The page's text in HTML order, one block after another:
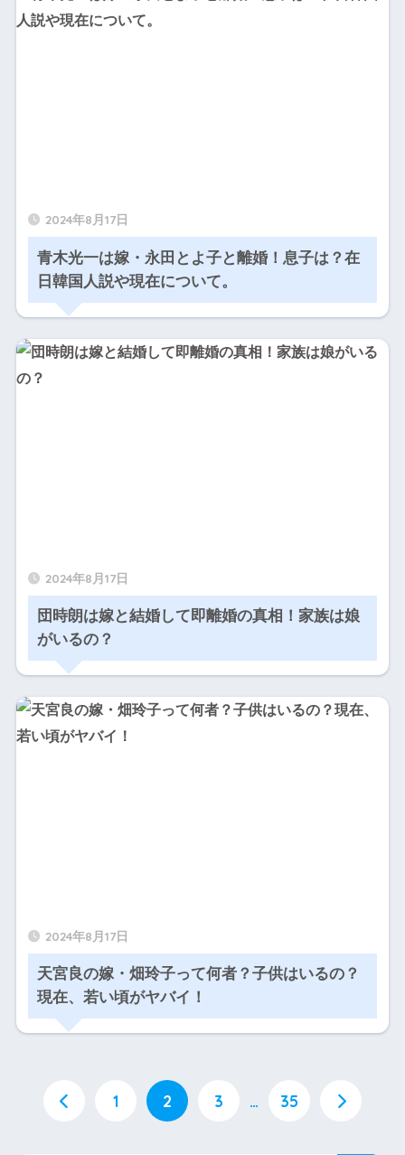
2024年8月17日
青木光一は嫁・永田とよ子と離婚！息子は？在
日韓国人説や現在について。
2024年8月17日
団時朗は嫁と結婚して即離婚の真相！家族は娘
がいるの？
2024年8月17日
天宮良の嫁・畑玲子って何者？子供はいるの？
現在、若い頃がヤバイ！
1 2 3 … 35